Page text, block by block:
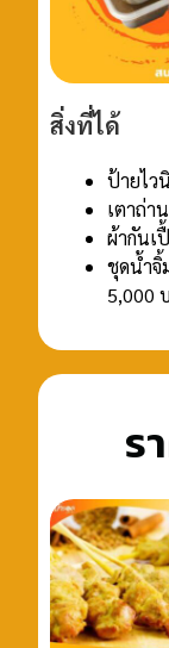
สิ่งที่ได้
ป้ายไว
เตาถ่า
ผ้ากันเ
ชุดน้ำจิ้
5,000
ร